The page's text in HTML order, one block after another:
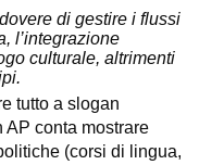
di gestire i flussi
l’integrazione
culturale, altrimenti
tutto a slogan
AP conta mostrare
(corsi di lingua,